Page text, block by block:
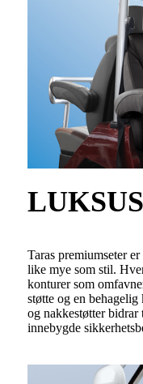
Taras premiumseter
like mye som stil.
konturer som
støtte og en
og nakkestøtter
innebygde